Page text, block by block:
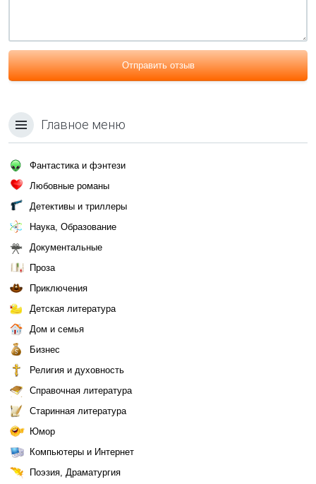
Отправить отзыв
Главное меню
Фантастика и фэнтези
Любовные романы
Детективы и триллеры
Наука, Образование
Документальные
Проза
Приключения
Детская литература
Дом и семья
Бизнес
Религия и духовность
Справочная литература
Старинная литература
Юмор
Компьютеры и Интернет
Поэзия, Драматургия